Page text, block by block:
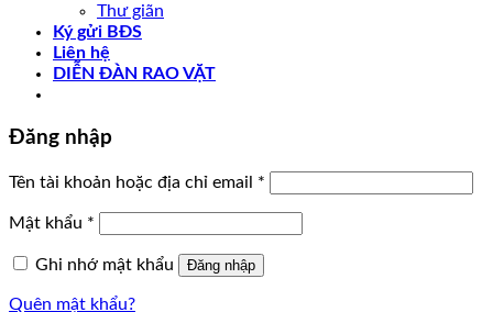
Thư giãn
Ký gửi BĐS
Liên hệ
DIỄN ĐÀN RAO VẶT
Đăng nhập
Tên tài khoản hoặc địa chỉ email *
Mật khẩu *
Ghi nhớ mật khẩu Đăng nhập
Quên mật khẩu?